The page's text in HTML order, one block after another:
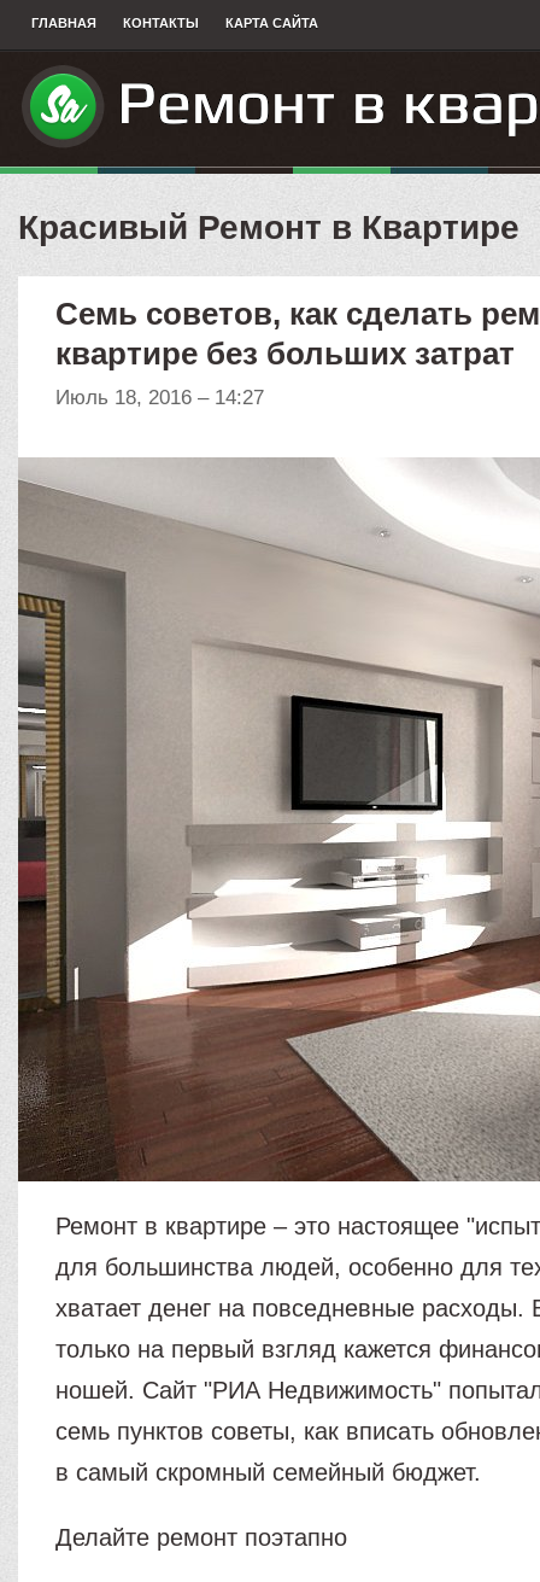
ГЛАВНАЯ КОНТАКТЫ КАРТА САЙТА
Красивый Ремонт в Квартире
Семь советов, как сделать
квартире без больших затрат
Июль 18, 2016 – 14:27
Ремонт в квартире – это настоящее
для большинства людей, особенно для
хватает денег на повседневные расходы.
только на первый взгляд кажется
ношей. Сайт "РИА Недвижимость"
семь пунктов советы, как вписать
в самый скромный семейный бюджет.
Делайте ремонт поэтапно